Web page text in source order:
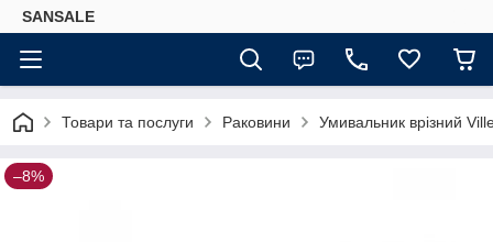
SANSALE
Товари та послуги Раковини Умивальник врізний
–8%